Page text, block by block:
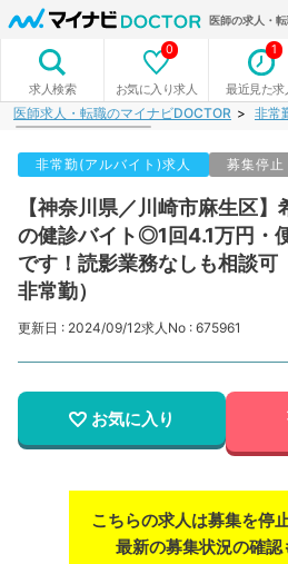
医師の求人・
求人検索 お気に入り求人
0
最近見た求
1
医師求人・転職のマイナビDOCTOR 非常
非常勤(アルバイト)求人 募集停止
【神奈川県／川崎市麻生区
の健診バイト◎1回4.1万円・
です！読影業務なしも相談可
非常勤）
更新日 : 2024/09/12求人No : 675961
お気に入り
こちらの求人は募集を停
最新の募集状況の確認